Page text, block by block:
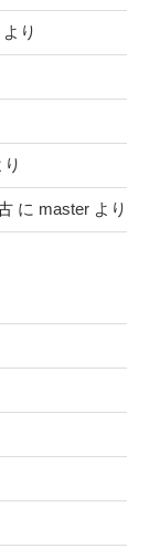
より
り
に master より